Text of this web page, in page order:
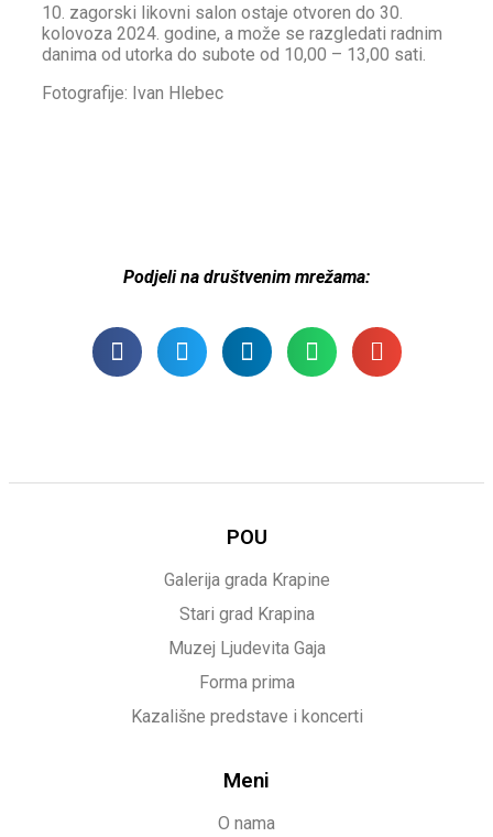
10. zagorski likovni salon ostaje otvoren do 30.
kolovoza 2024. godine, a može se razgledati radnim
danima od utorka do subote od 10,00 – 13,00 sati.
Fotografije: Ivan Hlebec
Podjeli na društvenim mrežama:
POU
Galerija grada Krapine
Stari grad Krapina
Muzej Ljudevita Gaja
Forma prima
Kazališne predstave i koncerti
Meni
O nama